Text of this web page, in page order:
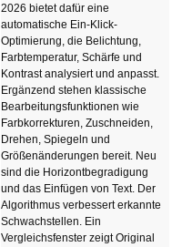
2026 bietet dafür eine
automatische Ein-Klick-
Optimierung, die Belichtung,
Farbtemperatur, Schärfe und
Kontrast analysiert und anpasst.
Ergänzend stehen klassische
Bearbeitungsfunktionen wie
Farbkorrekturen, Zuschneiden,
Drehen, Spiegeln und
Größenänderungen bereit. Neu
sind die Horizontbegradigung
und das Einfügen von Text. Der
Algorithmus verbessert erkannte
Schwachstellen. Ein
Vergleichsfenster zeigt Original